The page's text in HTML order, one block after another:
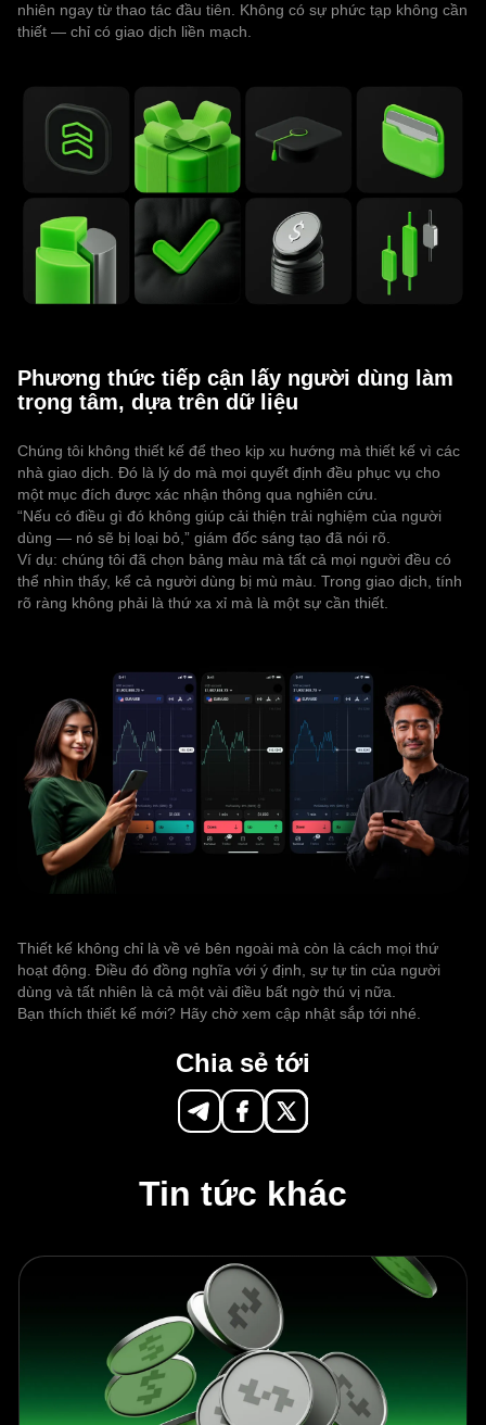
nhiên ngay từ thao tác đầu tiên. Không có sự phức tạp không cần
thiết — chỉ có giao dịch liền mạch.
Phương thức tiếp cận lấy người dùng làm
trọng tâm, dựa trên dữ liệu
Chúng tôi không thiết kế để theo kịp xu hướng mà thiết kế vì các
nhà giao dịch. Đó là lý do mà mọi quyết định đều phục vụ cho
một mục đích được xác nhận thông qua nghiên cứu.
“Nếu có điều gì đó không giúp cải thiện trải nghiệm của người
dùng — nó sẽ bị loại bỏ,” giám đốc sáng tạo đã nói rõ.
Ví dụ: chúng tôi đã chọn bảng màu mà tất cả mọi người đều có
thể nhìn thấy, kể cả người dùng bị mù màu. Trong giao dịch, tính
rõ ràng không phải là thứ xa xỉ mà là một sự cần thiết.
Thiết kế không chỉ là về vẻ bên ngoài mà còn là cách mọi thứ
hoạt động. Điều đó đồng nghĩa với ý định, sự tự tin của người
dùng và tất nhiên là cả một vài điều bất ngờ thú vị nữa.
Bạn thích thiết kế mới? Hãy chờ xem cập nhật sắp tới nhé.
Chia sẻ tới
Tin tức khác